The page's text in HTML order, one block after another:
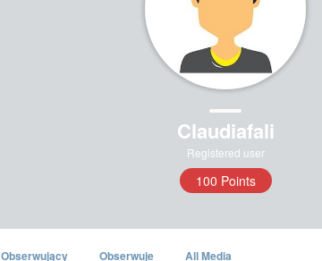
Claudiafali
Registered user
100 Points
Obserwujący Obserwuje All Media